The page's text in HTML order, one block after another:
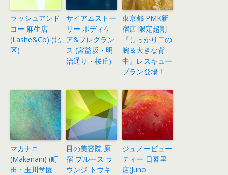
ラッシュアンド
コー 麻生店
(Lashe&Co) (北
区)
サイアムストー
リー ボディケ
ア&フレグラン
ス (宮益坂・明
治通り・桜丘)
東京都 PMK新
宿店 限定超割
『しっかり二の
腕＆大きな背
中』レスキュー
プラン登場！
マカナニ
(Makanani) (町
田・玉川学園
目の美容院 原
宿 プルース ラ
ウンジ トウキ
ジュノービュー
ティー 日暮里
店(Juno